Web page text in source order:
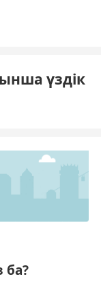
үздік
ба?